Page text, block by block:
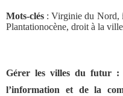
Mots-clés : Virginie du Nord,
Plantationocène, droit à la ville
Gérer les villes du futur :
l’information et de la